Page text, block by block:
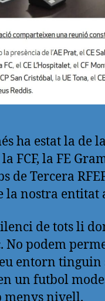
ha estat la de
FCF, la FE
de Tercera
la nostra entitat
de tots li
No podem
entorn tinguin
un futbol